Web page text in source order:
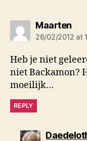
Maarten
26/02/2012 at
Heb je niet
niet Backamon?
moeilijk…
REPLY